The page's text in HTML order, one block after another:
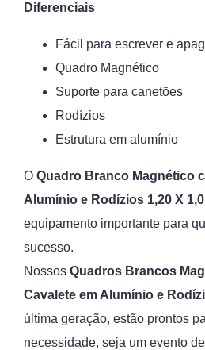
Diferenciais
Fácil para escrever e
Quadro Magnético
Suporte para canetões
Rodízios
Estrutura em alumínio
O Quadro Branco Magnético
Alumínio e Rodízios 1,20 X 1,0
equipamento importante para
sucesso.
Nossos Quadros Brancos
Cavalete em Alumínio e
última geração, estão prontos
necessidade, seja um evento